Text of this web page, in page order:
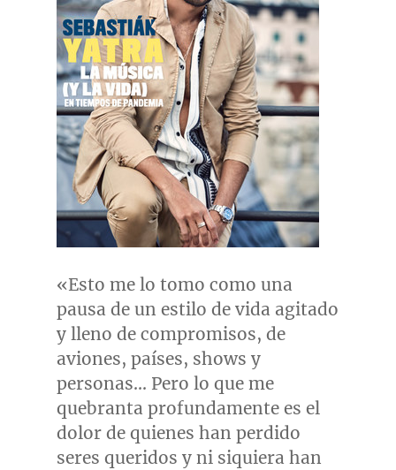
«Esto me lo tomo como una
pausa de un estilo de vida agitado
y lleno de compromisos, de
aviones, países, shows y
personas… Pero lo que me
quebranta profundamente es el
dolor de quienes han perdido
seres queridos y ni siquiera han